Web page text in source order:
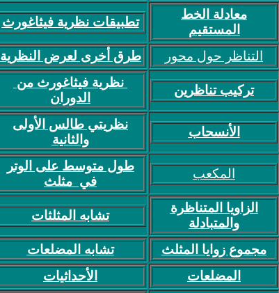
معادلة الخط
المستقيم
تطبيقات نظرية فيثاغورث
التناظر حول محور طرق أخرى لعرض النظرية
تركيب تناظرين
نظرية فيثاغورث من
الدوران
الأنسحاب
نظريتي طالس الأولى
والثانية
المكعب
طول متوسط على الوتر
في مثلث
الزاويا المتناظرة
والمتبادلة
تشابه المثلثات
مجموع زوايا المثلث
تشابه المضلعات
المضلعات الأحداثيات